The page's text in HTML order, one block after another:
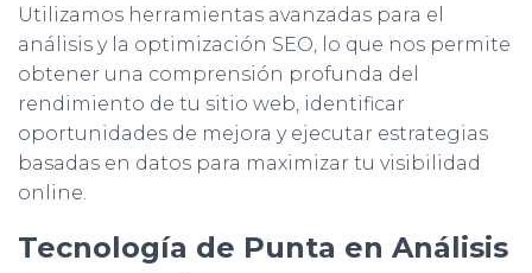
Utilizamos herramientas avanzadas para el
análisis y la optimización SEO, lo que nos permite
obtener una comprensión profunda del
rendimiento de tu sitio web, identificar
oportunidades de mejora y ejecutar estrategias
basadas en datos para maximizar tu visibilidad
online.
Tecnología de Punta en Análisis